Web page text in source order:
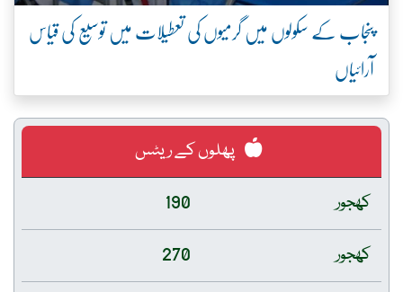
پنجاب کے سکولوں میں گرمیوں کی تعطیلات میں توسیع کی قیاس
آرائیاں
پھلوں کے ریٹس
کھجور
190
کھجور
270